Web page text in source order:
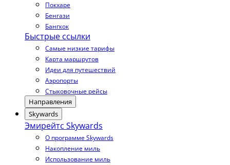
Покхаре
Бенгази
Бангкок
Быстрые ссылки
Самые низкие тарифы
Карта маршрутов
Идеи для путешествий
Аэропорты
Стыковочные рейсы
Направления
Skywards
Эмирейтс Skywards
О программе Skywards
Накопление миль
Использование миль